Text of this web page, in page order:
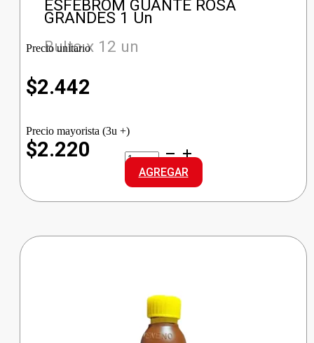
ESFEBROM GUANTE ROSA
GRANDES 1 Un
Bulto x 12 un
Precio unitario
$2.442
Precio mayorista (3u +)
$2.220
ESFEBROM
GUANTE
ROSA
GRANDES
cantidad
AGREGAR